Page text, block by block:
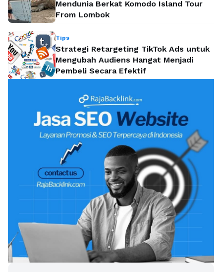
Mendunia Berkat Komodo Island Tour
From Lombok
Tips
Strategi Retargeting TikTok Ads untuk
Mengubah Audiens Hangat Menjadi
Pembeli Secara Efektif